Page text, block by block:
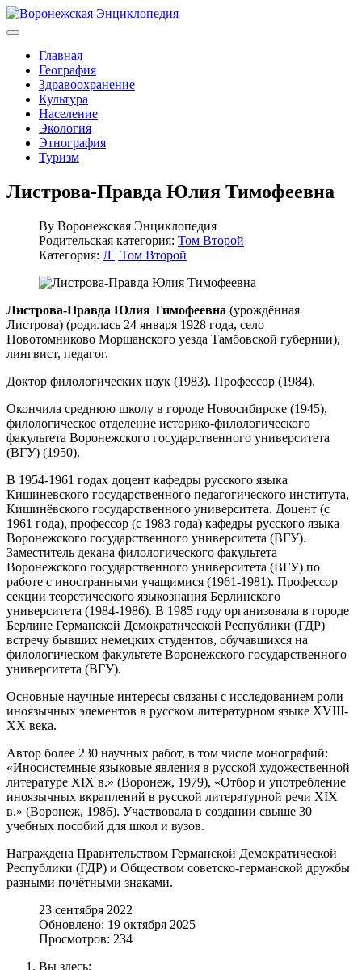
Главная
География
Здравоохранение
Культура
Население
Экология
Этнография
Туризм
Листрова-Правда Юлия Тимофеевна
By Воронежская Энциклопедия
Родительская категория: Том Второй
Категория: Л | Том Второй
Листрова-Правда Юлия Тимофеевна (урождённая
Листрова) (родилась 24 января 1928 года, село
Новотомниково Моршанского уезда Тамбовской губернии),
лингвист, педагог.
Доктор филологических наук (1983). Профессор (1984).
Окончила среднюю школу в городе Новосибирске (1945),
филологическое отделение историко-филологического
факультета Воронежского государственного университета
(ВГУ) (1950).
В 1954-1961 годах доцент кафедры русского языка
Кишиневского государственного педагогического института,
Кишинёвского государственного университета. Доцент (с
1961 года), профессор (с 1983 года) кафедры русского языка
Воронежского государственного университета (ВГУ).
Заместитель декана филологического факультета
Воронежского государственного университета (ВГУ) по
работе с иностранными учащимися (1961-1981). Профессор
секции теоретического языкознания Берлинского
университета (1984-1986). В 1985 году организовала в городе
Берлине Германской Демократической Республики (ГДР)
встречу бывших немецких студентов, обучавшихся на
филологическом факультете Воронежского государственного
университета (ВГУ).
Основные научные интересы связаны с исследованием роли
иноязычных элементов в русском литературном языке XVIII-
XX века.
Автор более 230 научных работ, в том числе монографий:
«Иносистемные языковые явления в русской художественной
литературе XIX в.» (Воронеж, 1979), «Отбор и употребление
иноязычных вкраплений в русской литературной речи XIX
в.» (Воронеж, 1986). Участвовала в создании свыше 30
учебных пособий для школ и вузов.
Награждена Правительством Германской Демократической
Республики (ГДР) и Обществом советско-германской дружбы
разными почётными знаками.
23 сентября 2022
Обновлено: 19 октября 2025
Просмотров: 234
Вы здесь: